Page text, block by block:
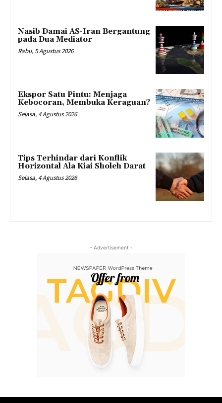
Nasib Damai AS-Iran Bergantung
pada Dua Mediator
Rabu, 5 Agustus 2026
Ekspor Satu Pintu: Menjaga
Kebocoran, Membuka Keraguan?
Selasa, 4 Agustus 2026
Tips Terhindar dari Konflik
Horizontal Ala Kiai Sholeh Darat
Selasa, 4 Agustus 2026
- Advertisement -